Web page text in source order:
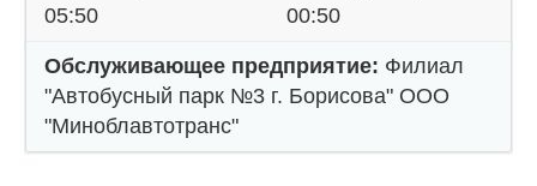
05:50
00:50
Обслуживающее предприятие: Филиал
"Автобусный парк №3 г. Борисова" ООО
"Миноблавтотранс"